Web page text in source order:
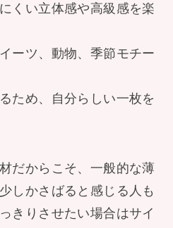
くい立体感や高級感を楽
ーツ、動物、季節モチー
ため、自分らしい一枚を
だからこそ、一般的な薄
しかさばると感じる人も
きりさせたい場合はサイ